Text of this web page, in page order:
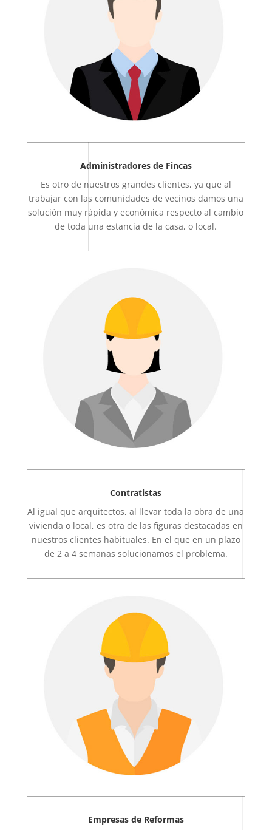
Administradores de Fincas
Es otro de nuestros grandes clientes, ya que al
trabajar con las comunidades de vecinos damos una
solución muy rápida y económica respecto al cambio
de toda una estancia de la casa, o local.
Contratistas
Al igual que arquitectos, al llevar toda la obra de una
vivienda o local, es otra de las figuras destacadas en
nuestros clientes habituales. En el que en un plazo
de 2 a 4 semanas solucionamos el problema.
Empresas de Reformas